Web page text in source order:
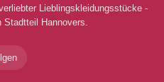
Lieblingskleidungsstücke -
Stadtteil Hannovers.